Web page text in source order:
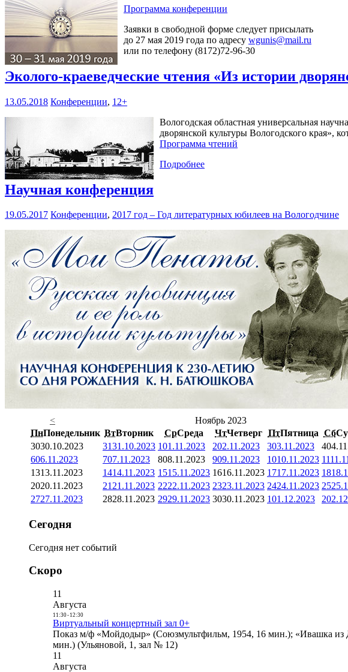
Программа конференции
Заявки в свободной форме следует присылать
до 27 мая 2019 года по адресу wgunis@mail.ru
или по телефону (8172)72-96-30
Эколого-краеведческие чтения «Из истории
13.05.2018 Конференции, 12+
Вологодская областная универсальная
дворянской культуры Вологодского края»,
Программа чтений
Подробнее
Научная конференция
19.05.2017 Конференции, 2017 год – Год литературных юбилеев на Вологодчине
<
Ноябрь 2023
ПнПонедельник ВтВторник СрСреда ЧтЧетверг ПтПятница Сб
3030.10.2023 3131.10.2023 101.11.2023 202.11.2023 303.11.2023 4
606.11.2023 707.11.2023 808.11.2023 909.11.2023 1010.11.2023 11
1313.11.2023 1414.11.2023 1515.11.2023 1616.11.2023 1717.11.2023 18
2020.11.2023 21 21.11.2023 2222.11.2023 2323.11.2023 2424.11.2023 25
2727.11.2023 2828.11.2023 2929.11.2023 3030.11.2023 101.12.2023 2
Сегодня
Сегодня нет событий
Скоро
11
Августа
11:30- 12:30
Виртуальный концертный зал 0+
Показ м/ф «Мойдодыр» (Союзмультфильм, 1954, 16 мин.); «Ивашка из
мин.) (Ульяновой, 1, зал № 12)
11
Августа